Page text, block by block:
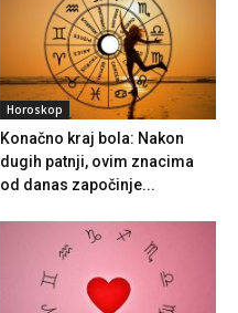
Horoskop
Konačno kraj bola: Nakon
dugih patnji, ovim znacima
od danas započinje...